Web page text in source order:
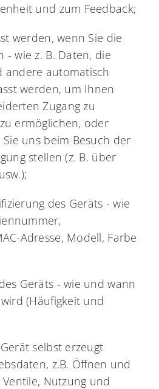
und zum Feedback;
werden, wenn Sie die
- wie z. B. Daten, die
andere automatisch
werden, um Ihnen
Zugang zu
ermöglichen, oder
uns beim Besuch der
stellen (z. B. über
des Geräts - wie
Adresse, Modell, Farbe
Geräts - wie und wann
(Häufigkeit und
selbst erzeugt
z.B. Öffnen und
Nutzung und